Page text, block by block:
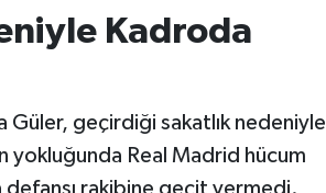
Kadroda
Güler, geçirdiği sakatlık nedeniyle
yokluğunda Real Madrid hücum